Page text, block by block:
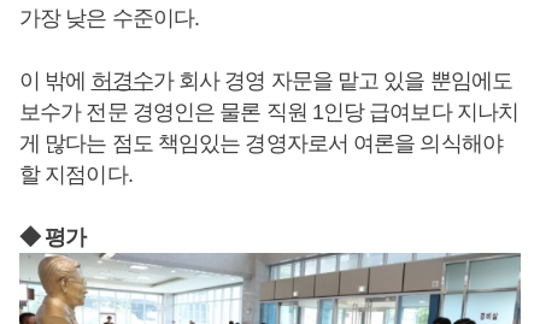
가장 낮은 수준이다.
이 밖에 허경수가 회사 경영 자문을 맡고 있을 뿐임에도
보수가 전문 경영인은 물론 직원 1인당 급여보다 지나치
게 많다는 점도 책임있는 경영자로서 여론을 의식해야
할 지점이다.
◆ 평가